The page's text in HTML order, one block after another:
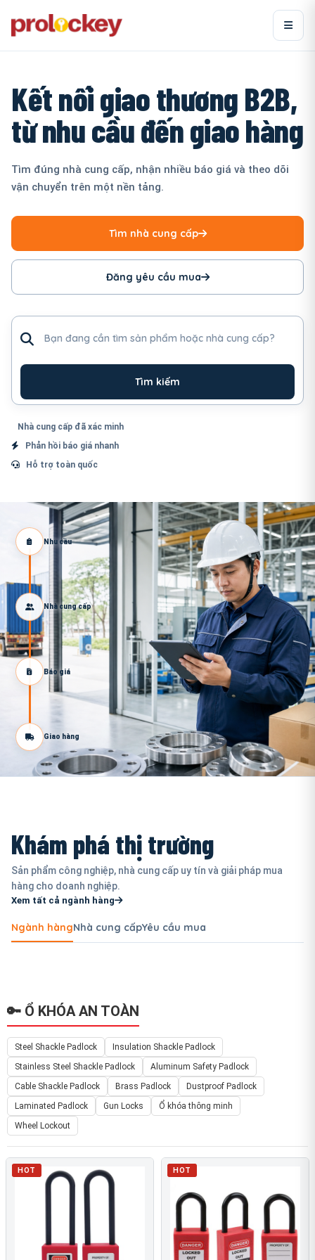
Kết nối giao thương B2B,
từ nhu cầu đến giao hàng
Tìm đúng nhà cung cấp, nhận nhiều báo giá và theo dõi
vận chuyển trên một nền tảng.
Tìm nhà cung cấp
Đăng yêu cầu mua
Tìm kiếm
Nhà cung cấp đã xác minh
Phản hồi báo giá nhanh
Hỗ trợ toàn quốc
Nhu cầu
Nhà cung cấp
Báo giá
Giao hàng
Khám phá thị trường
Sản phẩm công nghiệp, nhà cung cấp uy tín và giải pháp mua
hàng cho doanh nghiệp.
Xem tất cả ngành hàng
Ngành hàngNhà cung cấpYêu cầu mua
🔑 Ổ KHÓA AN TOÀN
Steel Shackle Padlock
Insulation Shackle Padlock
Stainless Steel Shackle Padlock
Aluminum Safety Padlock
Cable Shackle Padlock
Brass Padlock
Dustproof Padlock
Laminated Padlock
Gun Locks
Ổ khóa thông minh
Wheel Lockout
HOT HOT